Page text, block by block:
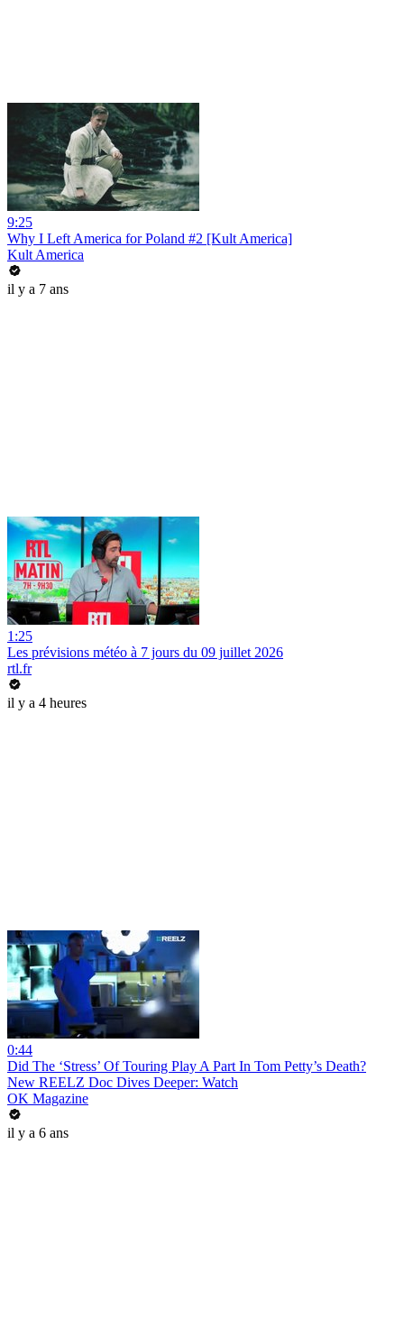
9:25
Why I Left America for Poland #2 [Kult America]
Kult America
il y a 7 ans
1:25
Les prévisions météo à 7 jours du 09 juillet 2026
rtl.fr
il y a 4 heures
0:44
Did The ‘Stress’ Of Touring Play A Part In Tom Petty’s Death?
New REELZ Doc Dives Deeper: Watch
OK Magazine
il y a 6 ans